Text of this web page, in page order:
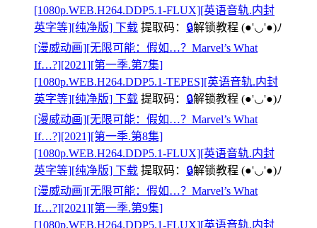
[1080p.WEB.H264.DDP5.1-FLUX][英语音轨.内封
英字等][纯净版] 下载 提取码： 🔒解锁教程 (●'◡'●)ﾉ
[漫威动画][无限可能：假如…？Marvel’s What
If…?][2021][第一季.第7集]
[1080p.WEB.H264.DDP5.1-TEPES][英语音轨.内封
英字等][纯净版] 下载 提取码： 🔒解锁教程 (●'◡'●)ﾉ
[漫威动画][无限可能：假如…？Marvel’s What
If…?][2021][第一季.第8集]
[1080p.WEB.H264.DDP5.1-FLUX][英语音轨.内封
英字等][纯净版] 下载 提取码： 🔒解锁教程 (●'◡'●)ﾉ
[漫威动画][无限可能：假如…？Marvel’s What
If…?][2021][第一季.第9集]
[1080p.WEB.H264.DDP5.1-FLUX][英语音轨.内封